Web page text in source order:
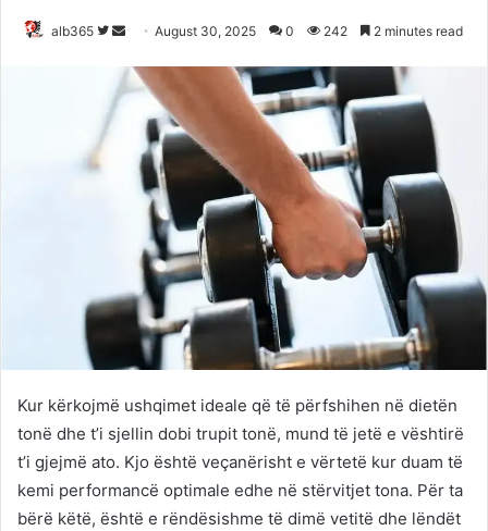
alb365
Follow
Twitter
Send
email
August 30, 2025 0 242 2 minutes read
Kur kërkojmë ushqimet ideale që të përfshihen në dietën
tonë dhe t’i sjellin dobi trupit tonë, mund të jetë e vështirë
t’i gjejmë ato. Kjo është veçanërisht e vërtetë kur duam të
kemi performancë optimale edhe në stërvitjet tona. Për ta
bërë këtë, është e rëndësishme të dimë vetitë dhe lëndët